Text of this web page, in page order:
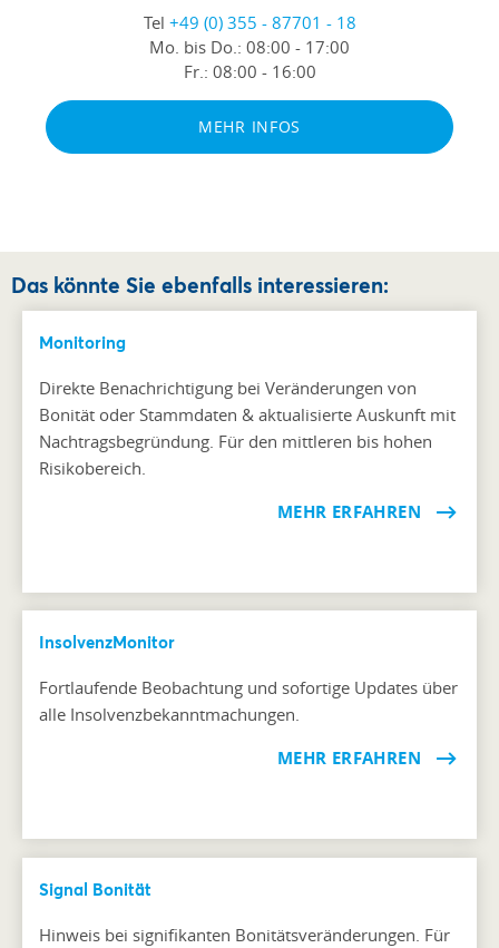
Tel +49 (0) 355 - 87701 - 18
Mo. bis Do.: 08:00 - 17:00
Fr.: 08:00 - 16:00
MEHR INFOS
Das könnte Sie ebenfalls interessieren:
Monitoring
Direkte Benachrichtigung bei Veränderungen von
Bonität oder Stammdaten & aktualisierte Auskunft mit
Nachtragsbegründung. Für den mittleren bis hohen
Risikobereich.
MEHR ERFAHREN
InsolvenzMonitor
Fortlaufende Beobachtung und sofortige Updates über
alle Insolvenzbekanntmachungen.
MEHR ERFAHREN
Signal Bonität
Hinweis bei signifikanten Bonitätsveränderungen. Für